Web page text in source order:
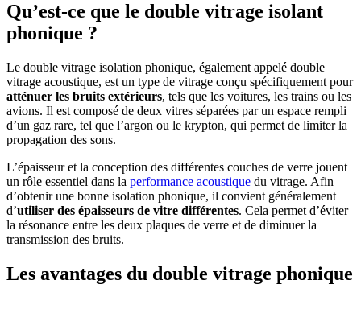
Qu’est-ce que le double vitrage isolant
phonique ?
Le double vitrage isolation phonique, également appelé double
vitrage acoustique, est un type de vitrage conçu spécifiquement pour
atténuer les bruits extérieurs, tels que les voitures, les trains ou les
avions. Il est composé de deux vitres séparées par un espace rempli
d’un gaz rare, tel que l’argon ou le krypton, qui permet de limiter la
propagation des sons.
L’épaisseur et la conception des différentes couches de verre jouent
un rôle essentiel dans la performance acoustique du vitrage. Afin
d’obtenir une bonne isolation phonique, il convient généralement
d’utiliser des épaisseurs de vitre différentes. Cela permet d’éviter
la résonance entre les deux plaques de verre et de diminuer la
transmission des bruits.
Les avantages du double vitrage phonique